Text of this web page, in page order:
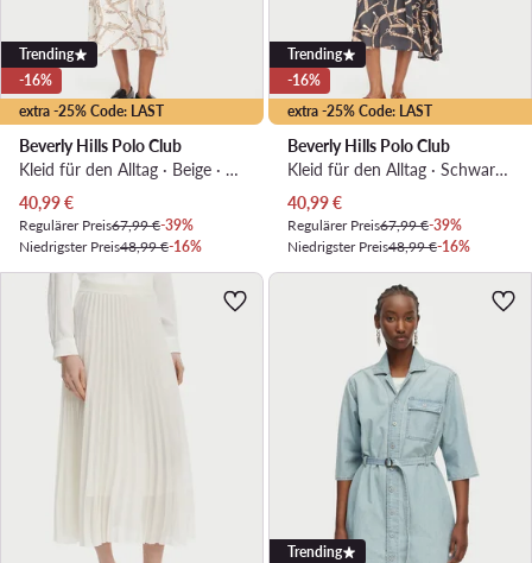
extra -25% Code: LAST
Trending
-16%
Beverly Hills Polo Club
Kleid für den Alltag · Beige · Midi
Aktueller Preis
40,99€
Regulärer Preis67,99 €-39%
Niedrigster Preis48,99 €-16%
extra -25% Code: LAST
Trending
-16%
Beverly Hills Polo Club
Kleid für den Alltag · Schwarz · Midi
Aktueller Preis
40,99€
Regulärer Preis67,99 €-39%
Niedrigster Preis48,99 €-16%
Trending